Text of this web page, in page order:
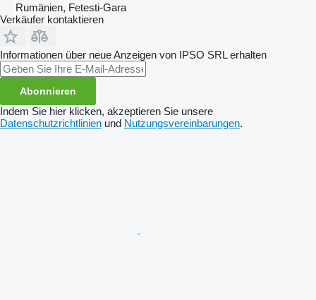
Rumänien, Fetesti-Gara
Verkäufer kontaktieren
Informationen über neue Anzeigen von IPSO SRL erhalten
Abonnieren
Indem Sie hier klicken, akzeptieren Sie unsere
Datenschutzrichtlinien und Nutzungsvereinbarungen.